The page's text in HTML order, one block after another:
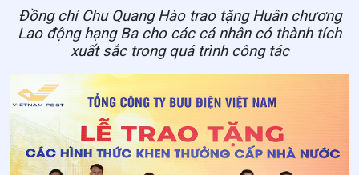
Đồng chí Chu Quang Hào trao tặng Huân chương
Lao động hạng Ba cho các cá nhân có thành tích
xuất sắc trong quá trình công tác